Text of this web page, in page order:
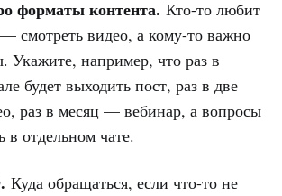
форматы контента. Кто-то любит
смотреть видео, а кому-то важно
Укажите, например, что раз в
будет выходить пост, раз в две
раз в месяц — вебинар, а вопросы
в отдельном чате.
Куда обращаться, если что-то не